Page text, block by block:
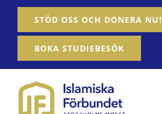
Fortsätt
innehållet
STÖD OSS OCH DONERA NU!
BOKA STUDIEBESÖK